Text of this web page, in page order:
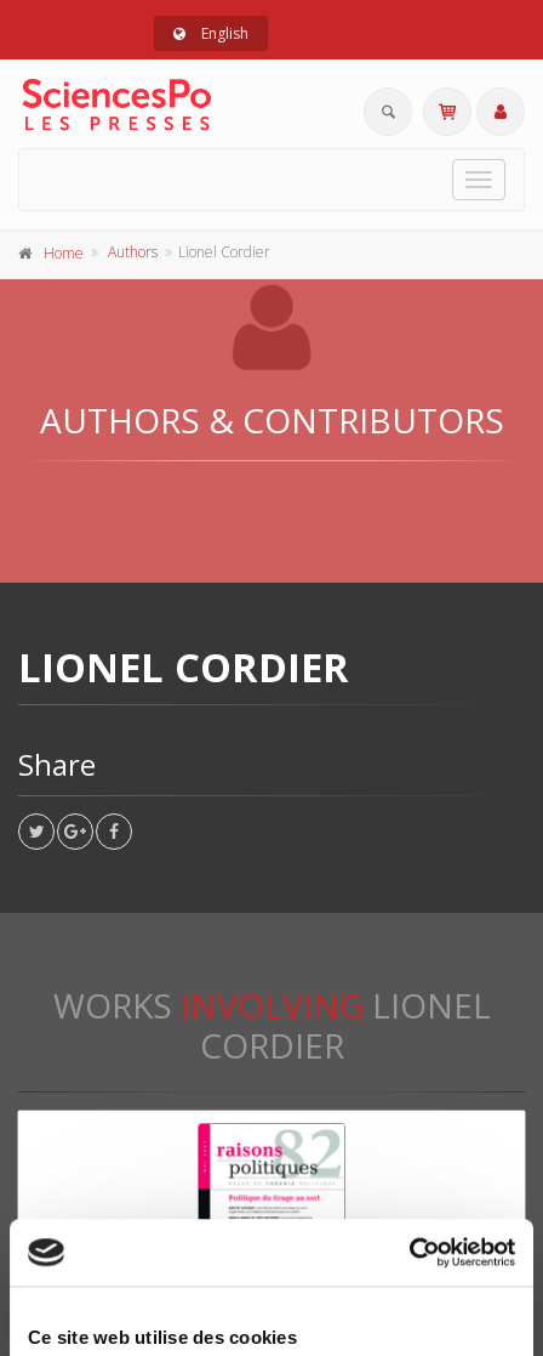
Ce site web utilise des cookies
English
Toggle
Home Authors Lionel Cordier
AUTHORS & CONTRIBUTORS
LIONEL CORDIER
Share
WORKS INVOLVING LIONEL
CORDIER